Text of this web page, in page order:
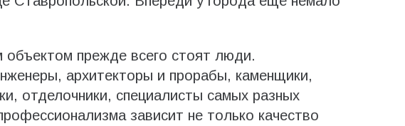
прежде всего стоят люди.
архитекторы и прорабы, каменщики,
отделочники, специалисты самых разных
зависит не только качество